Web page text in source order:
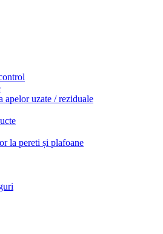
apelor uzate / reziduale
la pereti și plafoane